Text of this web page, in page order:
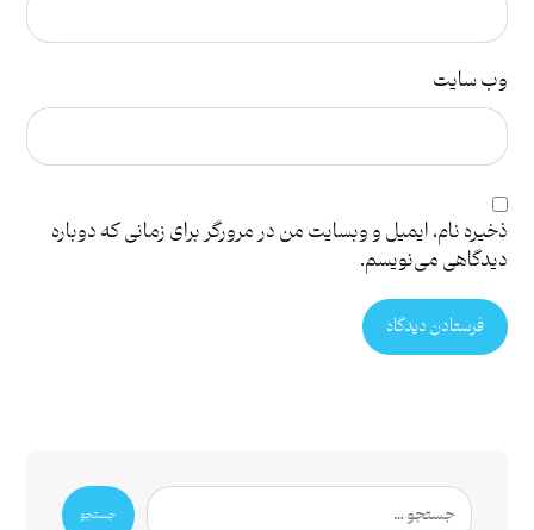
وب‌ سایت
ذخیره نام، ایمیل و وبسایت من در مرورگر برای زمانی که دوباره
دیدگاهی می‌نویسم.
فرستادن دیدگاه
جستجو